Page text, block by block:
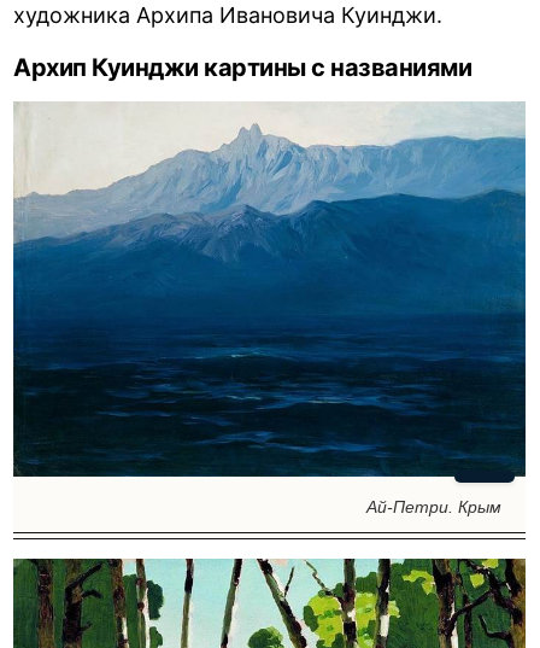
художника Архипа Ивановича Куинджи.
Архип Куинджи картины с названиями
Ай-Петри. Крым